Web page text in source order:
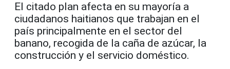
El citado plan afecta en su mayoría a
ciudadanos haitianos que trabajan en el
país principalmente en el sector del
banano, recogida de la caña de azúcar, la
construcción y el servicio doméstico.